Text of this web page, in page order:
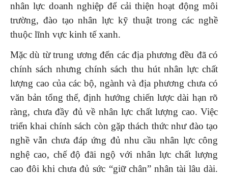
nhân lực doanh nghiệp để cải thiện hoạt động môi
trường, đào tạo nhân lực kỹ thuật trong các nghề
thuộc lĩnh vực kinh tế xanh.
Mặc dù từ trung ương đến các địa phương đều đã có
chính sách nhưng chính sách thu hút nhân lực chất
lượng cao của các bộ, ngành và địa phương chưa có
văn bản tổng thể, định hướng chiến lược dài hạn rõ
ràng, chưa đầy đủ về nhân lực chất lượng cao. Việc
triển khai chính sách còn gặp thách thức như đào tạo
nghề vẫn chưa đáp ứng đủ nhu cầu nhân lực công
nghệ cao, chế độ đãi ngộ với nhân lực chất lượng
cao đôi khi chưa đủ sức “giữ chân” nhân tài lâu dài.